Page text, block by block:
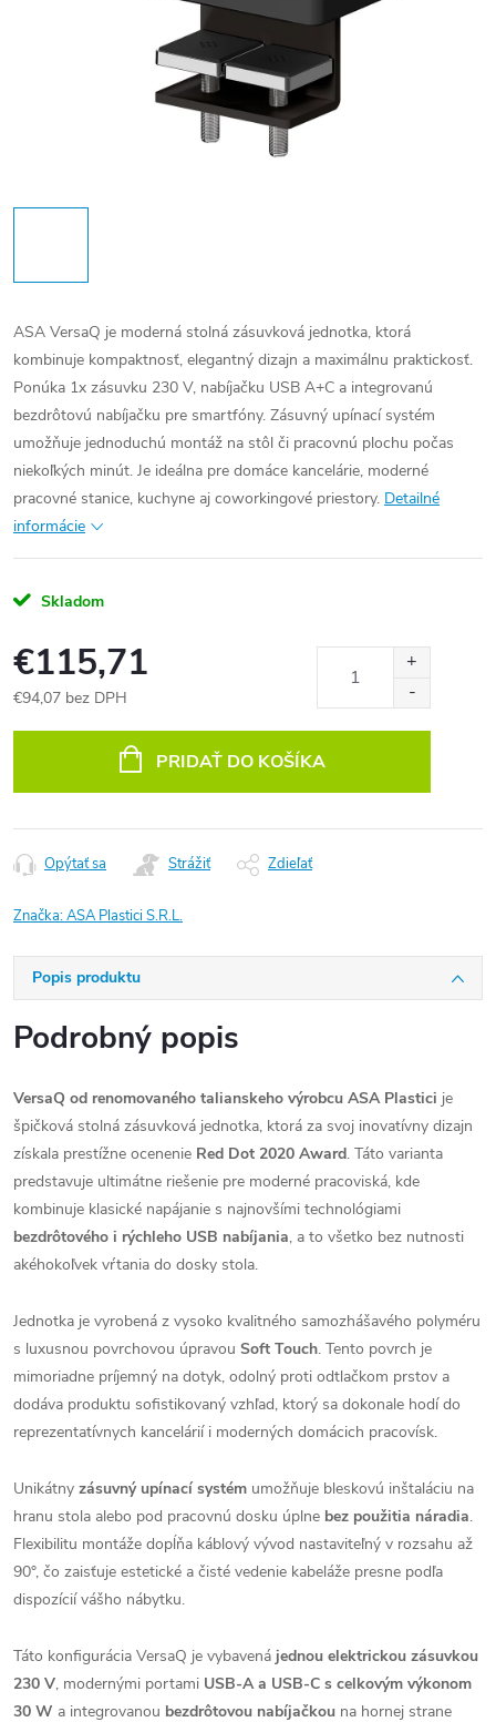
ASA VersaQ je moderná stolná zásuvková jednotka, ktorá
kombinuje kompaktnosť, elegantný dizajn a maximálnu praktickosť.
Ponúka 1x zásuvku 230 V, nabíjačku USB A+C a integrovanú
bezdrôtovú nabíjačku pre smartfóny. Zásuvný upínací systém
umožňuje jednoduchú montáž na stôl či pracovnú plochu počas
niekoľkých minút. Je ideálna pre domáce kancelárie, moderné
pracovné stanice, kuchyne aj coworkingové priestory. Detailné
informácie
Skladom
€115,71
€94,07 bez DPH
PRIDAŤ DO KOŠÍKA
Opýtať sa Strážiť Zdieľať
Značka:ASA Plastici S.R.L.
Popis produktu
Podrobný popis
VersaQ od renomovaného talianskeho výrobcu ASA Plastici je
špičková stolná zásuvková jednotka, ktorá za svoj inovatívny dizajn
získala prestížne ocenenie Red Dot 2020 Award. Táto varianta
predstavuje ultimátne riešenie pre moderné pracoviská, kde
kombinuje klasické napájanie s najnovšími technológiami
bezdrôtového i rýchleho USB nabíjania, a to všetko bez nutnosti
akéhokoľvek vŕtania do dosky stola.
Jednotka je vyrobená z vysoko kvalitného samozhášavého polyméru
s luxusnou povrchovou úpravou Soft Touch. Tento povrch je
mimoriadne príjemný na dotyk, odolný proti odtlačkom prstov a
dodáva produktu sofistikovaný vzhľad, ktorý sa dokonale hodí do
reprezentatívnych kancelárií i moderných domácich pracovísk.
Unikátny zásuvný upínací systém umožňuje bleskovú inštaláciu na
hranu stola alebo pod pracovnú dosku úplne bez použitia náradia.
Flexibilitu montáže dopĺňa káblový vývod nastaviteľný v rozsahu až
90°, čo zaisťuje estetické a čisté vedenie kabeláže presne podľa
dispozícií vášho nábytku.
Táto konfigurácia VersaQ je vybavená jednou elektrickou zásuvkou
230 V, modernými portami USB-A a USB-C s celkovým výkonom
30 W a integrovanou bezdrôtovou nabíjačkou na hornej strane